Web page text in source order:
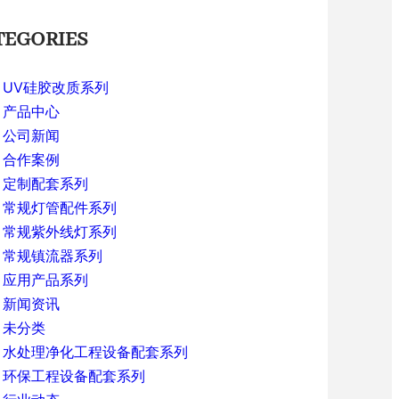
UV硅胶改质系列
产品中心
公司新闻
合作案例
定制配套系列
常规灯管配件系列
常规紫外线灯系列
常规镇流器系列
应用产品系列
新闻资讯
未分类
水处理净化工程设备配套系列
环保工程设备配套系列